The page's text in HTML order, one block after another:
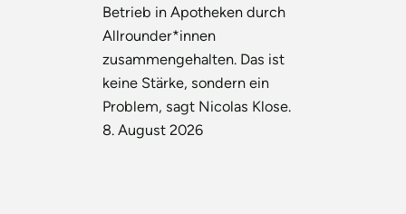
Betrieb in Apotheken durch
Allrounder*innen
zusammengehalten. Das ist
keine Stärke, sondern ein
Problem, sagt Nicolas Klose.
8. August 2026